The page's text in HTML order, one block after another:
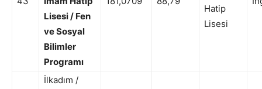
Lisesi / Fen
ve Sosyal
Bilimler
Programı
Hatip
Lisesi
İlkadım /